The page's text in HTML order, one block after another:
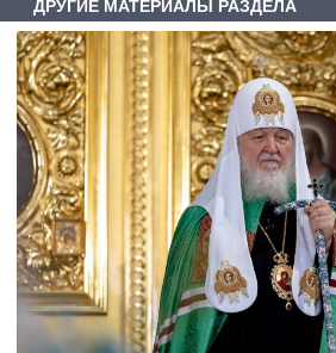
ДРУГИЕ МАТЕРИАЛЫ РАЗДЕЛА